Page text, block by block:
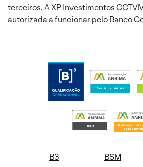
terceiros. A XP Investimentos
autorizada a funcionar pelo Banco
B3 BSM